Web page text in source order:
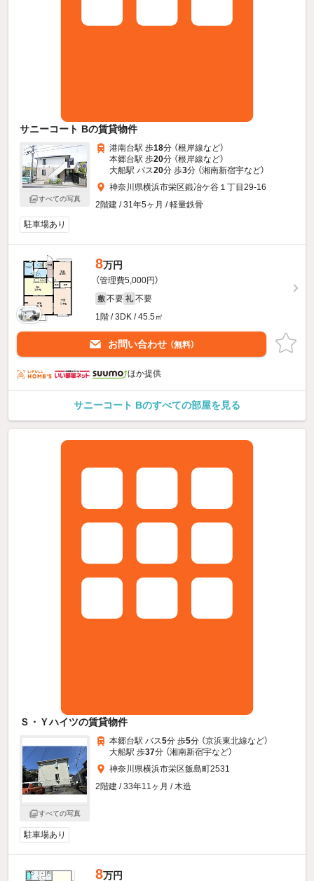
サニーコート Bの賃貸物件
すべての写真
港南台駅 歩18分 （根岸線など）
本郷台駅 歩20分 （根岸線など）
大船駅 バス20分 歩3分 （湘南新宿宇など）
神奈川県横浜市栄区鍛冶ケ谷１丁目29-16
2階建 / 31年5ヶ月 / 軽量鉄骨
駐車場あり
8万円
（管理費5,000円）
敷 不要 礼 不要
1階 / 3DK / 45.5㎡
お問い合わせ （無料）
ほか提供
サニーコート Bのすべての部屋を見る
Ｓ・Ｙハイツの賃貸物件
すべての写真
本郷台駅 バス5分 歩5分 （京浜東北線など）
大船駅 歩37分 （湘南新宿宇など）
神奈川県横浜市栄区飯島町2531
2階建 / 33年11ヶ月 / 木造
駐車場あり
8万円